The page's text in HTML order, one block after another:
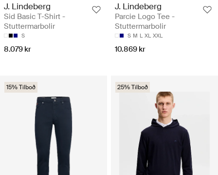
J. Lindeberg
Sid Basic T-Shirt -
Stuttermarbolir
S
8.079 kr
J. Lindeberg
Parcie Logo Tee -
Stuttermarbolir
S M L XL XXL
10.869 kr
15% Tilboð 25% Tilboð